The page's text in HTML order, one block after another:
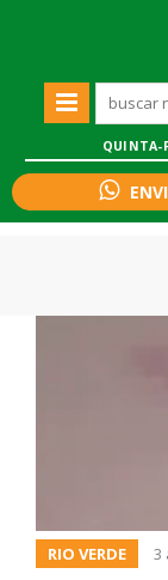
QUINTA-
RIO VERDE 3